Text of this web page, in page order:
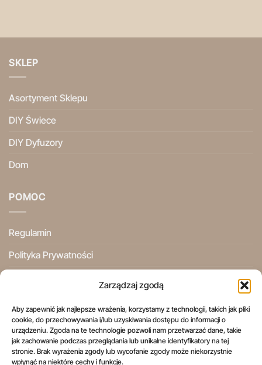
Zarządzaj zgodą
Aby zapewnić jak najlepsze wrażenia, korzystamy z technologii, takich jak pliki
cookie, do przechowywania i/lub uzyskiwania dostępu do informacji o
urządzeniu. Zgoda na te technologie pozwoli nam przetwarzać dane, takie
jak zachowanie podczas przeglądania lub unikalne identyfikatory na tej
stronie. Brak wyrażenia zgody lub wycofanie zgody może niekorzystnie
wpłynąć na niektóre cechy i funkcje.
SKLEP
Asortyment Sklepu
DIY Świece
DIY Dyfuzory
Dom
POMOC
Regulamin
Polityka Prywatności
Prawo do odstąpienia od umowy